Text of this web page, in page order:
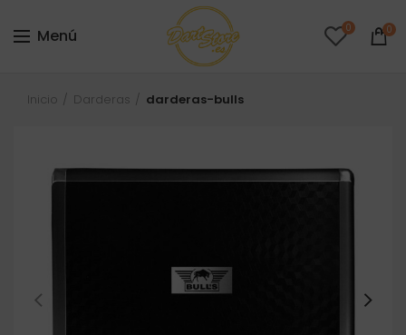
Menú 0 0
Inicio Darderas darderas-bulls